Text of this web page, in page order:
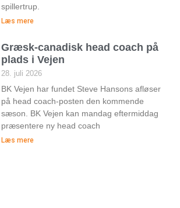
spillertrup.
Læs mere
Græsk-canadisk head coach på
plads i Vejen
28. juli 2026
BK Vejen har fundet Steve Hansons afløser
på head coach-posten den kommende
sæson. BK Vejen kan mandag eftermiddag
præsentere ny head coach
Læs mere